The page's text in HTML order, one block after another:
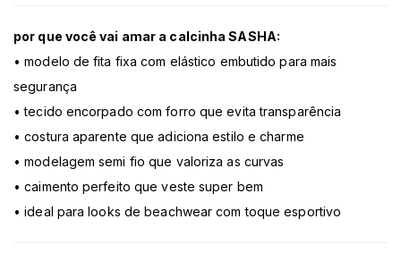
por que você vai amar a calcinha SASHA:
• modelo de fita fixa com elástico embutido para mais
segurança
• tecido encorpado com forro que evita transparência
• costura aparente que adiciona estilo e charme
• modelagem semi fio que valoriza as curvas
• caimento perfeito que veste super bem
• ideal para looks de beachwear com toque esportivo